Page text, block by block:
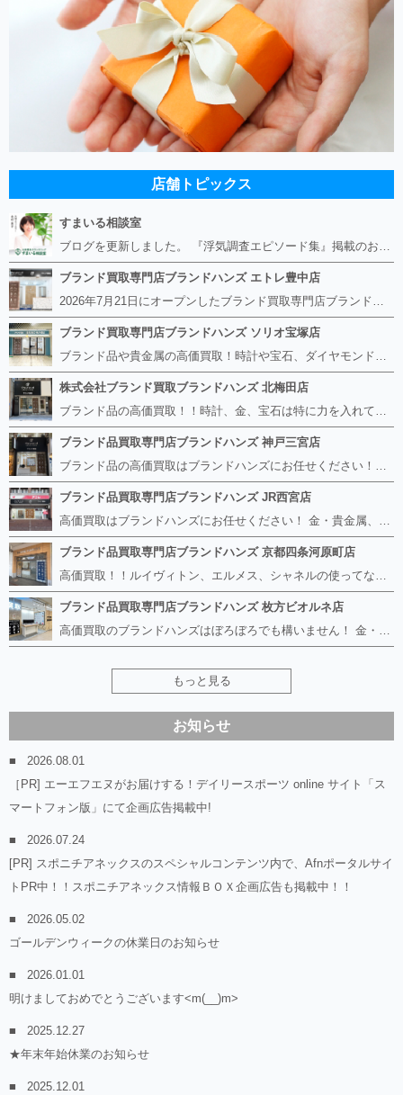
店舗トピックス
すまいる相談室
ブログを更新しました。 『浮気調査エピソード集』掲載のお知らせ https://smile-soudan.net/index.php?QBlog-20260808-1
ブランド買取専門店ブランドハンズ エトレ豊中店
2026年7月21日にオープンしたブランド買取専門店ブランドハンズ エトレ豊中店です。 阪急豊中駅直結のショッピングモール エトレとよなかの１階に店舗がございます。 金・貴金属、ブランド品、時計、宝石などその他ブランド食器や美容機器、ブランド香水や化粧品などの取り扱いもございます。 熟練の鑑定士が親切・丁寧に接客、査定をさせていただきます。 査定だけでもOK。お気軽にご来店下さいませ！
ブランド買取専門店ブランドハンズ ソリオ宝塚店
ブランド品や貴金属の高価買取！時計や宝石、ダイヤモンドなど家に眠っているものがあったら捨てる前にブランドハンズへお越しください。 査定料は無料、お値段が付くものかお調べいたします！ 宅配買取もありますので使っていない古いルイヴィトンのバッグや財布、壊れているオメガの時計、千切れている金のネックレスや指輪、小型家電も取り扱っておりますのでお気軽にご利用下さい☆ その他ブランド食器、銀シルバー製品、美容機器、脱毛器、スマホなど幅広く取り扱っております！
株式会社ブランド買取ブランドハンズ 北梅田店
ブランド品の高価買取！！時計、金、宝石は特に力を入れています！ ルイヴィトン、シャネル、ロレックス、エルメスはもちろん、グッチ、プラダ、セリーヌ、フェンディなどなど、 その他ブランド食器、銀シルバー製品、美容機器、脱毛器、スマホなど幅広く取り扱っているので まずは無料査定にお越しください！ 手数料は全て無料！全国対応の宅配買取も行っておりますのでお気軽にご連絡下さい！
ブランド品買取専門店ブランドハンズ 神戸三宮店
ブランド品の高価買取はブランドハンズにお任せください！！ 高騰し続けている金・貴金属はもちろん、ルイヴィトン、エルメス、シャネル、ロレックスは特に力を入れております。 その他ブランド食器、銀シルバー製品、美容機器、脱毛器、スマホなど幅広く取り扱っております！ 鑑定士は経験豊富で親切丁寧な対応を心がけております。 鑑定書がないものでもしっかり見させて頂きます。
ブランド品買取専門店ブランドハンズ JR西宮店
高価買取はブランドハンズにお任せください！ 金・貴金属、ルイヴィトン、エルメス、シャネル、ロレックスは特に力を入れておりますが、 他店で断られたボロボロになったバッグや財布、壊れたブランド品、時計、千切れた貴金属もお買取り可能です。 経験豊富な鑑定士が宝石やダイヤモンドの鑑定書がないものでもしっかり見させて頂きます。 その他ブランド食器、銀シルバー製品、美容機器、脱毛器、スマホなど幅広く取り扱っております！ 是非お気軽にお越しください。
ブランド品買取専門店ブランドハンズ 京都四条河原町店
高価買取！！ルイヴィトン、エルメス、シャネルの使ってないものなど ブランドハンズならボロボロでも構いません。 他店に断られたものも当店ならお買取り可能です！ ロレックスやフェンディ、グッチも大歓迎です！ ブランド品や貴金属、時計、宝石、ダイヤモンドは特に高価買取ですのでお査定だけでもお待ちしております。
ブランド品買取専門店ブランドハンズ 枚方ビオルネ店
高価買取のブランドハンズはぼろぼろでも構いません！ 金・貴金属、ルイヴィトンやエルメス、シャネルの使ってないものはございませんか？ 他店に断られたものも当店ならお買取り可能です！ ロレックスやフェンディ、グッチも大歓迎！ ブランド品や貴金属、時計、宝石、ダイヤモンドは特に高価買取ですがブランド食器、スマホ、美容機器、銀製品など幅広く取り扱っております。
もっと見る
お知らせ
2026.08.01
［PR] エーエフエヌがお届けする！デイリースポーツ online サイト「ス
マートフォン版」にて企画広告掲載中!
2026.07.24
[PR] スポニチアネックスのスペシャルコンテンツ内で、Afnポータルサイ
トPR中！！スポニチアネックス情報ＢＯＸ企画広告も掲載中！！
2026.05.02
ゴールデンウィークの休業日のお知らせ
2026.01.01
明けましておめでとうございます<m(__)m>
2025.12.27
★年末年始休業のお知らせ
2025.12.01